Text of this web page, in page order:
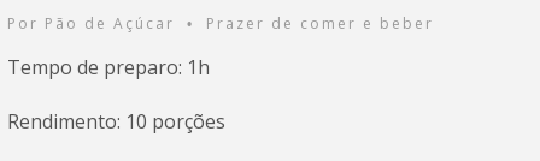
Por Pão de Açúcar • Prazer de comer e beber
Tempo de preparo: 1h
Rendimento: 10 porções